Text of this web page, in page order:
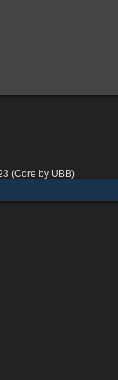
(Core by UBB)